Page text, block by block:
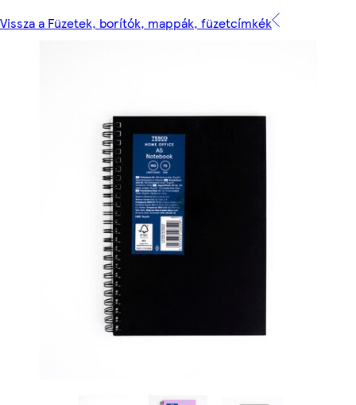
Vissza a Füzetek, borítók, mappák, füzetcímkék